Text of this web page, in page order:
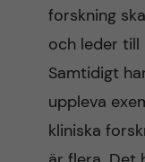
forskning
och leder till
Samtidigt
uppleva
kliniska